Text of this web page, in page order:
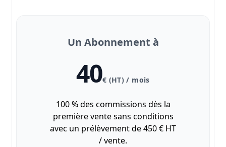
Un Abonnement à
40€ (HT) / mois
100 % des commissions dès la
première vente sans conditions
avec un prélèvement de 450 € HT
/ vente.